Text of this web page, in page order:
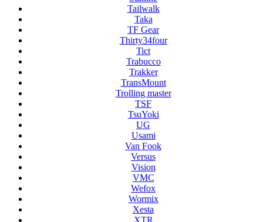
Tailwalk
Taka
TF Gear
Thirty34four
Tict
Trabucco
Trakker
TransMount
Trolling master
TSF
TsuYoki
UG
Usami
Van Fook
Versus
Vision
VMC
Wefox
Wormix
Xesta